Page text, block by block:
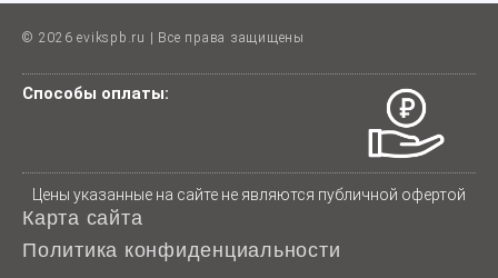
© 2026 evikspb.ru | Все права защищены
Способы оплаты:
Цены указанные на сайте не являются публичной офертой
Карта сайта
Политика конфиденциальности